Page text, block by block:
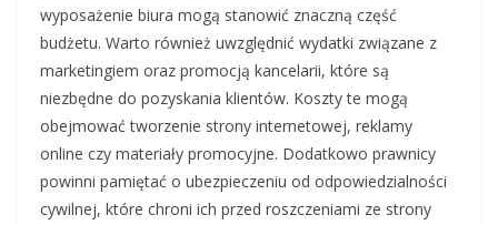
wyposażenie biura mogą stanowić znaczną część
budżetu. Warto również uwzględnić wydatki związane z
marketingiem oraz promocją kancelarii, które są
niezbędne do pozyskania klientów. Koszty te mogą
obejmować tworzenie strony internetowej, reklamy
online czy materiały promocyjne. Dodatkowo prawnicy
powinni pamiętać o ubezpieczeniu od odpowiedzialności
cywilnej, które chroni ich przed roszczeniami ze strony